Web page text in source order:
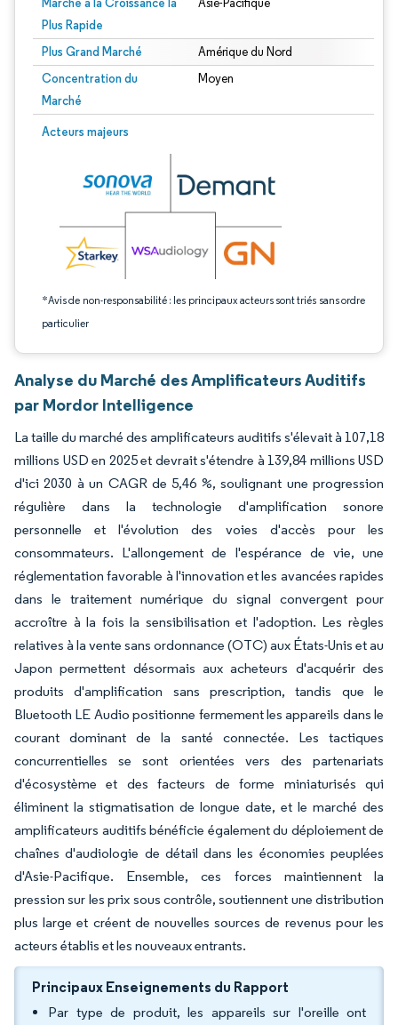
Plus Rapide
Asie-Pacifique
Plus Grand Marché Amérique du Nord
Concentration du
Marché
Moyen
Acteurs majeurs
*Avis de non-responsabilité : les principaux acteurs sont triés sans ordre
particulier
Image © Mordor Intelligence. La réutilisation nécessite une attribution sous CC
Analyse du Marché des Amplificateurs Auditifs
par Mordor Intelligence
La taille du marché des amplificateurs auditifs s'élevait à 107,18
millions USD en 2025 et devrait s'étendre à 139,84 millions USD
d'ici 2030 à un CAGR de 5,46 %, soulignant une progression
régulière dans la technologie d'amplification sonore
personnelle et l'évolution des voies d'accès pour les
consommateurs. L'allongement de l'espérance de vie, une
réglementation favorable à l'innovation et les avancées rapides
dans le traitement numérique du signal convergent pour
accroître à la fois la sensibilisation et l'adoption. Les règles
relatives à la vente sans ordonnance (OTC) aux États-Unis et au
Japon permettent désormais aux acheteurs d'acquérir des
produits d'amplification sans prescription, tandis que le
Bluetooth LE Audio positionne fermement les appareils dans le
courant dominant de la santé connectée. Les tactiques
concurrentielles se sont orientées vers des partenariats
d'écosystème et des facteurs de forme miniaturisés qui
éliminent la stigmatisation de longue date, et le marché des
amplificateurs auditifs bénéficie également du déploiement de
chaînes d'audiologie de détail dans les économies peuplées
d'Asie-Pacifique. Ensemble, ces forces maintiennent la
pression sur les prix sous contrôle, soutiennent une distribution
plus large et créent de nouvelles sources de revenus pour les
acteurs établis et les nouveaux entrants.
Principaux Enseignements du Rapport
Par type de produit, les appareils sur l'oreille ont